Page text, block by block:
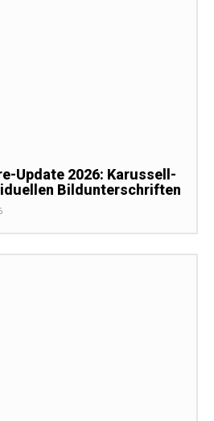
Update 2026: Karussell-
Bildunterschriften